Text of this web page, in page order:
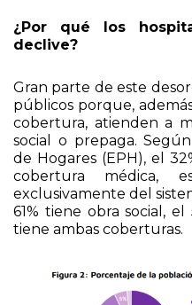
declive?
públicos porque,
cobertura, atienden a
social o prepaga.
de Hogares (EPH), el
cobertura médica,
exclusivamente del
61% tiene obra social,
tiene ambas coberturas.